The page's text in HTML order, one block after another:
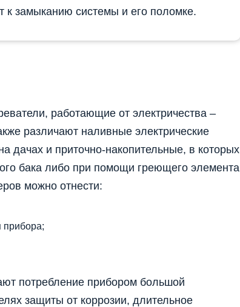
к замыканию системы и его поломке.
работающие от электричества –
различают наливные электрические
дачах и приточно-накопительные, в которых
бака либо при помощи греющего элемента
можно отнести:
прибора;
потребление прибором большой
защиты от коррозии, длительное